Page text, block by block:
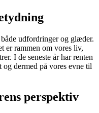
udfordringer og glæder.
er rammen om vores liv,
I de seneste år har renten
dermed på vores evne til
perspektiv